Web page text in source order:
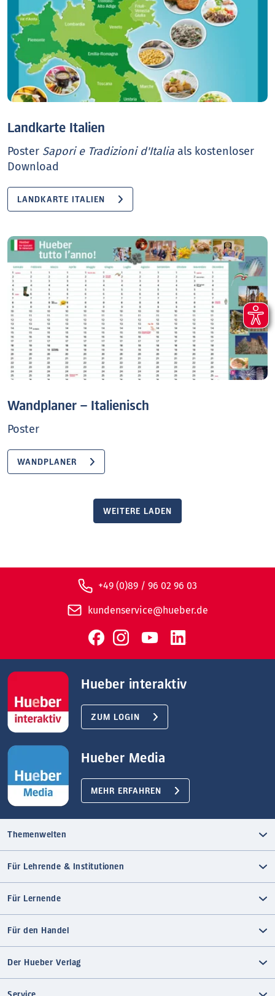
Landkarte Italien
Poster Sapori e Tradizioni d'Italia als kostenloser
Download
LANDKARTE ITALIEN
Wandplaner – Italienisch
Poster
WANDPLANER
WEITERE LADEN
+49 (0)89 / 96 02 96 03
kundenservice@hueber.de
Hueber interaktiv
ZUM LOGIN
Hueber Media
MEHR ERFAHREN
Themenwelten
Für Lehrende & Institutionen
Für Lernende
Für den Handel
Der Hueber Verlag